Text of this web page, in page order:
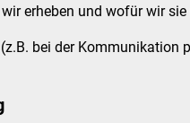
erheben und wofür wir
bei der